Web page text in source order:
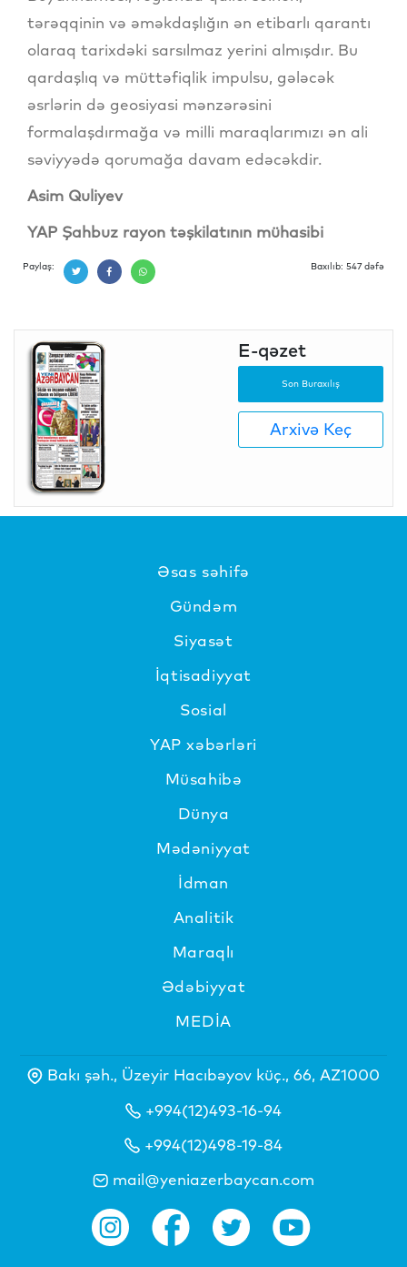
tərəqqinin və əməkdaşlığın ən etibarlı qarantı
olaraq tarixdəki sarsılmaz yerini almışdır. Bu
qardaşlıq və müttəfiqlik impulsu, gələcək
əsrlərin də geosiyasi mənzərəsini
formalaşdırmağa və milli maraqlarımızı ən ali
səviyyədə qorumağa davam edəcəkdir.
Asim Quliyev
YAP Şahbuz rayon təşkilatının mühasibi
Paylaş: Baxılıb: 547 dəfə
E-qəzet
Son Buraxılış
Arxivə Keç
Əsas səhifə
Gündəm
Siyasət
İqtisadiyyat
Sosial
YAP xəbərləri
Müsahibə
Dünya
Mədəniyyat
İdman
Analitik
Maraqlı
Ədəbiyyat
MEDİA
Bakı şəh., Üzeyir Hacıbəyov küç., 66, AZ1000
+994(12)493-16-94
+994(12)498-19-84
mail@yeniazerbaycan.com